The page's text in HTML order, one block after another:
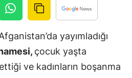
Edirne
Erzurum
yayımladığı
çocuk yaşta
ve kadınların boşanma